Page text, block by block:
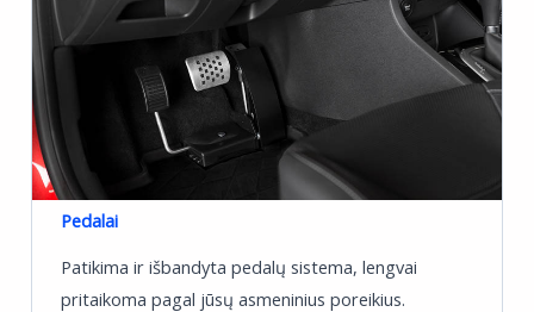
Pedalai
Patikima ir išbandyta pedalų sistema, lengvai
pritaikoma pagal jūsų asmeninius poreikius.